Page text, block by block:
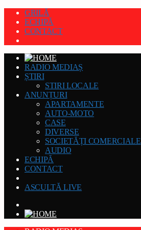
GRILĂ
ECHIPĂ
CONTACT
RADIO MEDIAȘ
ȘTIRI
STIRI LOCALE
ANUNȚURI
APARTAMENTE
AUTO-MOTO
CASE
DIVERSE
SOCIETĂȚI COMERCIALE
AUDIO
ECHIPĂ
CONTACT
ASCULTĂ LIVE